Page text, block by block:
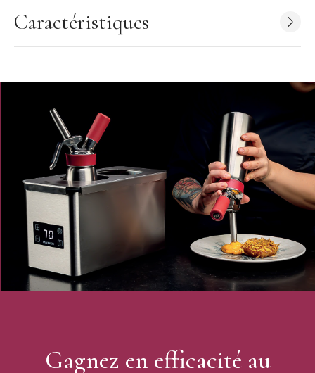
Caractéristiques
Gagnez en efficacité au